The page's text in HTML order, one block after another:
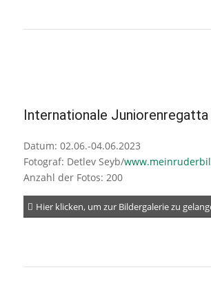
Internationale Juniorenregatta
Datum: 02.06.-04.06.2023
Fotograf: Detlev Seyb/
Anzahl der Fotos: 200
Hier klicken, um zur Bildergalerie zu